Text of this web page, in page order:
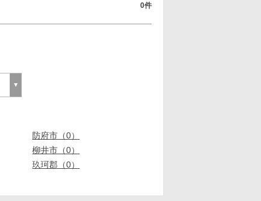
0件
防府市（0）
柳井市（0）
玖珂郡（0）